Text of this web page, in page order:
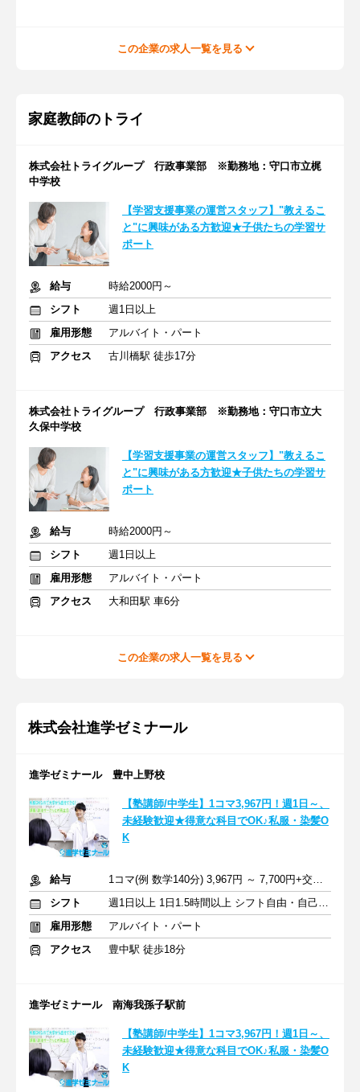
この企業の求人一覧を見る
家庭教師のトライ
株式会社トライグループ 行政事業部 ※勤務地：守口市立梶
中学校
【学習支援事業の運営スタッフ】"教えるこ
と"に興味がある方歓迎★子供たちの学習サ
ポート
給与
時給2000円～
シフト
週1日以上
雇用形態
アルバイト・パート
アクセス
古川橋駅 徒歩17分
株式会社トライグループ 行政事業部 ※勤務地：守口市立大
久保中学校
【学習支援事業の運営スタッフ】"教えるこ
と"に興味がある方歓迎★子供たちの学習サ
ポート
給与
時給2000円～
シフト
週1日以上
雇用形態
アルバイト・パート
アクセス
大和田駅 車6分
この企業の求人一覧を見る
株式会社進学ゼミナール
進学ゼミナール 豊中上野校
【塾講師/中学生】1コマ3,967円！週1日～、
未経験歓迎★得意な科目でOK♪私服・染髪O
K
給与
1コマ(例 数学140分) 3,967円 ～ 7,700円+交通費支給
シフト
週1日以上 1日1.5時間以上 シフト自由・自己申告
雇用形態
アルバイト・パート
アクセス
豊中駅 徒歩18分
進学ゼミナール 南海我孫子駅前
【塾講師/中学生】1コマ3,967円！週1日～、
未経験歓迎★得意な科目でOK♪私服・染髪O
K